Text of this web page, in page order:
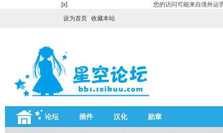
[x]
您的访问可能来自境外运
设为首页
收藏本站
论坛 插件 汉化 勋章